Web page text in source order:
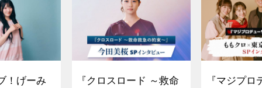
！げーみ
『クロスロード ～救命
『マジプロ